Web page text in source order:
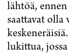
lähtöä,
saattavat olla
lukittua,